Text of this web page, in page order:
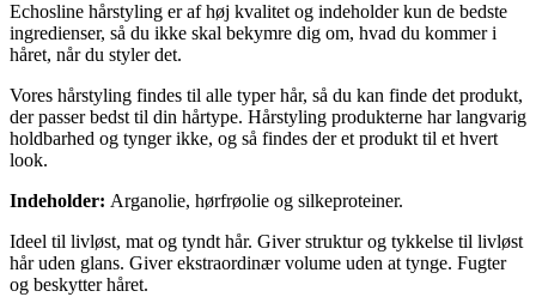
Echosline hårstyling er af høj kvalitet og indeholder kun de bedste
ingredienser, så du ikke skal bekymre dig om, hvad du kommer i
håret, når du styler det.
Vores hårstyling findes til alle typer hår, så du kan finde det produkt,
der passer bedst til din hårtype. Hårstyling produkterne har langvarig
holdbarhed og tynger ikke, og så findes der et produkt til et hvert
look.
Indeholder: Arganolie, hørfrøolie og silkeproteiner.
Ideel til livløst, mat og tyndt hår. Giver struktur og tykkelse til livløst
hår uden glans. Giver ekstraordinær volume uden at tynge. Fugter
og beskytter håret.